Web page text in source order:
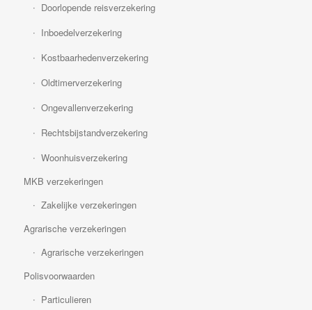
Doorlopende reisverzekering
Inboedelverzekering
Kostbaarhedenverzekering
Oldtimerverzekering
Ongevallenverzekering
Rechtsbijstandverzekering
Woonhuisverzekering
MKB verzekeringen
Zakelijke verzekeringen
Agrarische verzekeringen
Agrarische verzekeringen
Polisvoorwaarden
Particulieren